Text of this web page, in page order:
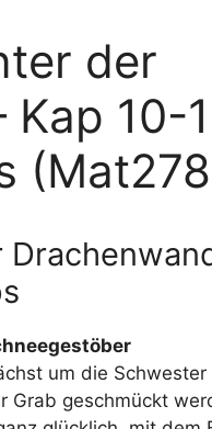
der
Kap 10-
um die
Grab geschmückt